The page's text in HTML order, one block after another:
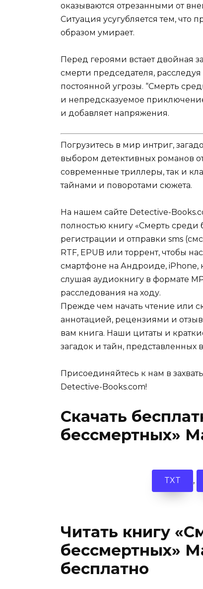
оказываются отрезанными от
Ситуация усугубляется тем, что
образом умирает.
Перед героями встает двойная
смерти председателя,
постоянной угрозы. “Смерть
и непредсказуемое
и добавляет напряжения.
Погрузитесь в мир интриг,
выбором детективных романов
современные триллеры, так и
тайнами и поворотами сюжета.
На нашем сайте Detective-
полностью книгу «Смерть среди
регистрации и отправки sms
RTF, EPUB или торрент, чтобы
смартфоне на Андроиде, iPhone,
слушая аудиокнигу в формате
расследования на ходу.
Прежде чем начать чтение или
аннотацией, рецензиями и
вам книга. Наши цитаты и
загадок и тайн, представленных
Присоединяйтесь к нам в
Detective-Books.com!
Скачать
бессмертных»
TXT ,
Читать книгу
бессмертных»
бесплатно